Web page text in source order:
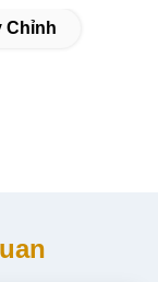
Chỉnh